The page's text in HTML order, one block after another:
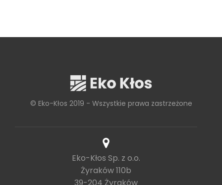
© Eko-Kłos 2019 - Wszystkie prawa zastrzeżone
Eko-Kłos Sp. z o.o.
Żyraków 110b